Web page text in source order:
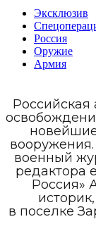
Эксклюзив
Россия
Оружие
Армия
военный
редактора
Россия»
в поселке